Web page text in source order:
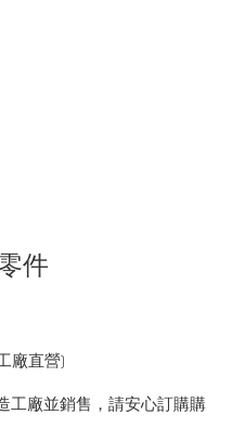
件
廠直營)
工廠並銷售，請安心訂購購